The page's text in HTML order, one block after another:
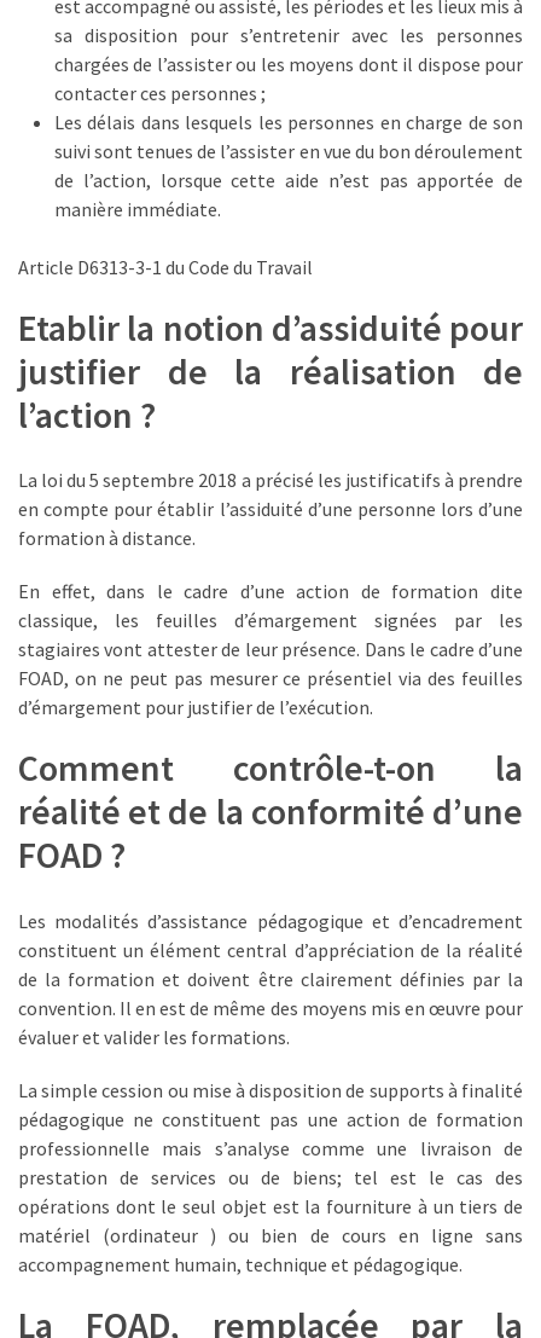
désormais
déclarer
Rapport
Sénat
les
chiffres
que
tout
DRH
retenir
pour
2027
MOST
USED
CATEGORIES
(1 096)
Agenda
(159)
(108)
Rubrique
RH
(93)
Droit
formation
(71)
Offre
formation
est accompagné ou assisté, les périodes et les lieux mis à
sa disposition pour s’entretenir avec les personnes
chargées de l’assister ou les moyens dont il dispose pour
contacter ces personnes ;
Les délais dans lesquels les personnes en charge de son
suivi sont tenues de l’assister en vue du bon déroulement
de l’action, lorsque cette aide n’est pas apportée de
manière immédiate.
Article D6313-3-1 du Code du Travail
Etablir la notion d’assiduité pour
justifier de la réalisation de
l’action ?
La loi du 5 septembre 2018 a précisé les justificatifs à prendre
en compte pour établir l’assiduité d’une personne lors d’une
formation à distance.
En effet, dans le cadre d’une action de formation dite
classique, les feuilles d’émargement signées par les
stagiaires vont attester de leur présence. Dans le cadre d’une
FOAD, on ne peut pas mesurer ce présentiel via des feuilles
d’émargement pour justifier de l’exécution.
Comment contrôle-t-on la
réalité et de la conformité d’une
FOAD ?
Les modalités d’assistance pédagogique et d’encadrement
constituent un élément central d’appréciation de la réalité
de la formation et doivent être clairement définies par la
convention. Il en est de même des moyens mis en œuvre pour
évaluer et valider les formations.
La simple cession ou mise à disposition de supports à finalité
pédagogique ne constituent pas une action de formation
professionnelle mais s’analyse comme une livraison de
prestation de services ou de biens; tel est le cas des
opérations dont le seul objet est la fourniture à un tiers de
matériel (ordinateur ) ou bien de cours en ligne sans
accompagnement humain, technique et pédagogique.
La FOAD, remplacée par la